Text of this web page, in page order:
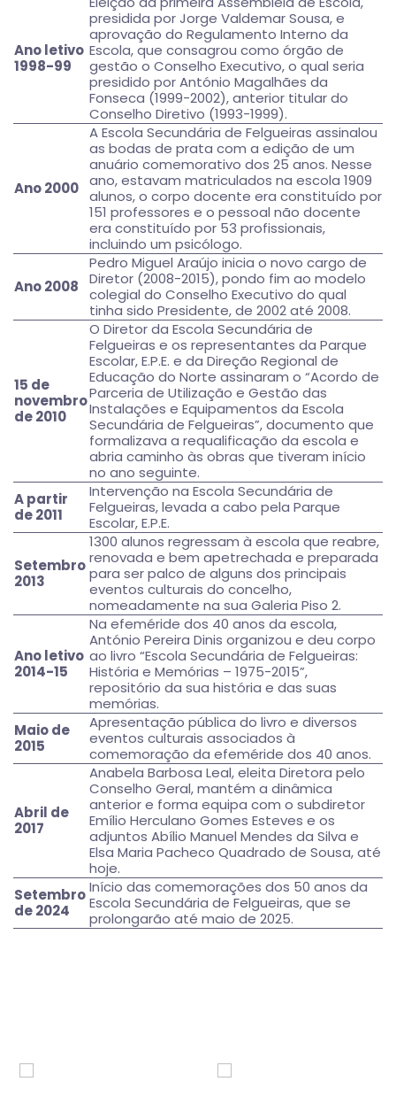
Ano letivo
1998-99
presidida por Jorge Valdemar Sousa, e
aprovação do Regulamento Interno da
Escola, que consagrou como órgão de
gestão o Conselho Executivo, o qual seria
presidido por António Magalhães da
Fonseca (1999-2002), anterior titular do
Conselho Diretivo (1993-1999).
Ano 2000
A Escola Secundária de Felgueiras assinalou
as bodas de prata com a edição de um
anuário comemorativo dos 25 anos. Nesse
ano, estavam matriculados na escola 1909
alunos, o corpo docente era constituído por
151 professores e o pessoal não docente
era constituído por 53 profissionais,
incluindo um psicólogo.
Ano 2008
Pedro Miguel Araújo inicia o novo cargo de
Diretor (2008-2015), pondo fim ao modelo
colegial do Conselho Executivo do qual
tinha sido Presidente, de 2002 até 2008.
15 de
novembro
de 2010
O Diretor da Escola Secundária de
Felgueiras e os representantes da Parque
Escolar, E.P.E. e da Direção Regional de
Educação do Norte assinaram o “Acordo de
Parceria de Utilização e Gestão das
Instalações e Equipamentos da Escola
Secundária de Felgueiras”, documento que
formalizava a requalificação da escola e
abria caminho às obras que tiveram início
no ano seguinte.
A partir
de 2011
Intervenção na Escola Secundária de
Felgueiras, levada a cabo pela Parque
Escolar, E.P.E.
Setembro
2013
1300 alunos regressam à escola que reabre,
renovada e bem apetrechada e preparada
para ser palco de alguns dos principais
eventos culturais do concelho,
nomeadamente na sua Galeria Piso 2.
Ano letivo
2014-15
Na efeméride dos 40 anos da escola,
António Pereira Dinis organizou e deu corpo
ao livro “Escola Secundária de Felgueiras:
História e Memórias – 1975-2015”,
repositório da sua história e das suas
memórias.
Maio de
2015
Apresentação pública do livro e diversos
eventos culturais associados à
comemoração da efeméride dos 40 anos.
Abril de
2017
Anabela Barbosa Leal, eleita Diretora pelo
Conselho Geral, mantém a dinâmica
anterior e forma equipa com o subdiretor
Emílio Herculano Gomes Esteves e os
adjuntos Abílio Manuel Mendes da Silva e
Elsa Maria Pacheco Quadrado de Sousa, até
hoje.
Setembro
de 2024
Início das comemorações dos 50 anos da
Escola Secundária de Felgueiras, que se
prolongarão até maio de 2025.